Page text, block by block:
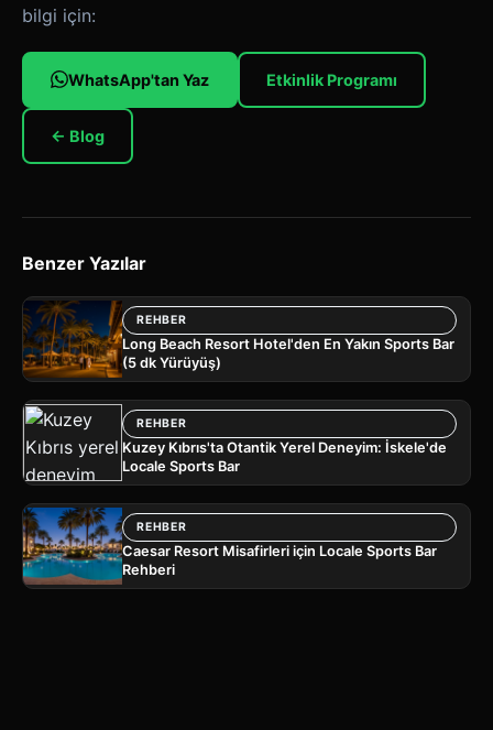
bilgi için:
WhatsApp'tan Yaz Etkinlik Programı
← Blog
Benzer Yazılar
REHBER
Long Beach Resort Hotel'den En Yakın Sports Bar
(5 dk Yürüyüş)
REHBER
Kuzey Kıbrıs'ta Otantik Yerel Deneyim: İskele'de
Locale Sports Bar
REHBER
Caesar Resort Misafirleri için Locale Sports Bar
Rehberi